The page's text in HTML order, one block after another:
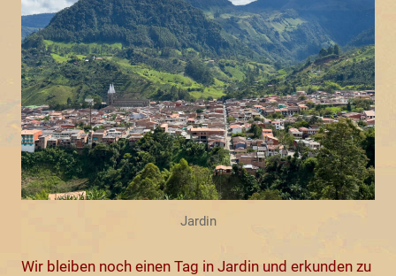
Jardin
Wir bleiben noch einen Tag in Jardin und erkunden zu